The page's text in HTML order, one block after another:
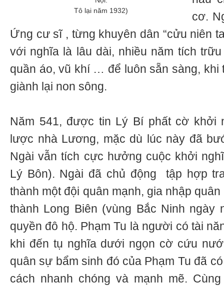
Tô lại năm 1932)
cơ.
Ứng cư sĩ , từng khuyên dân “cửu niên
với nghĩa là lâu dài, nhiều năm tích
quần áo, vũ khí … để luôn sẵn sàng, khi
giành lại non sông.
Năm 541, được tin Lý Bí phất cờ khởi
lược nhà Lương, mặc dù lúc này đã
Ngài vẫn tích cực hưởng cuộc khởi
Lý Bôn). Ngài đã chủ động tập hợp
thành một đội quân mạnh, gia nhập
thành Long Biên (vùng Bắc Ninh ngày
quyền đô hộ. Phạm Tu là người có tài
khi đến tụ nghĩa dưới ngọn cờ cứu
quân sự bẩm sinh đó của Phạm Tu đã
cách nhanh chóng và mạnh mẽ.